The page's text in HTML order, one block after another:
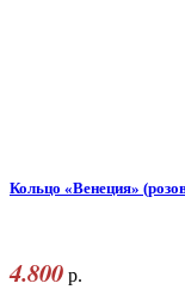
Кольцо «Венеция»
4.800 р.